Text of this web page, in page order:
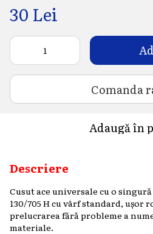
30 Lei
Comanda
Adaugă în
Descriere
Cusut ace universale cu o
130/705 H cu vârf standard, ușor
prelucrarea fără probleme a
materiale.